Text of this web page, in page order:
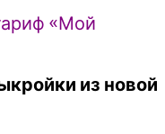
«Мой
из новой